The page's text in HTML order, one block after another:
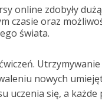
online zdobyły
czasie oraz
świata.
ćwiczeń.
nowych
uczenia się, a